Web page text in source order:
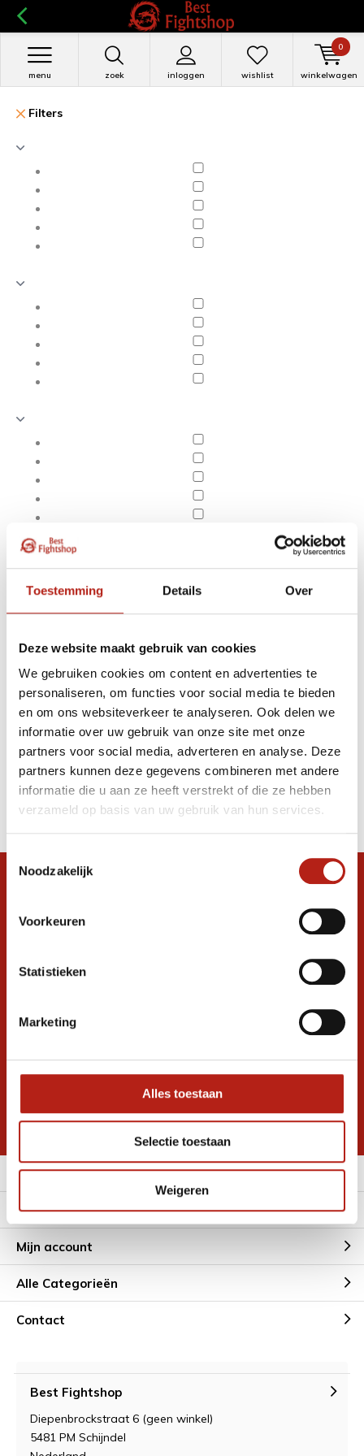
Toestemming Details Over
Deze website maakt gebruik van cookies
We gebruiken cookies om content en advertenties te
personaliseren, om functies voor social media te bieden
en om ons websiteverkeer te analyseren. Ook delen we
informatie over uw gebruik van onze site met onze
partners voor social media, adverteren en analyse. Deze
partners kunnen deze gegevens combineren met andere
informatie die u aan ze heeft verstrekt of die ze hebben
verzameld op basis van uw gebruik van hun services.
Toestemmingsselectie
Noodzakelijk
Voorkeuren
Statistieken
Marketing
Alles toestaan
Selectie toestaan
Weigeren
zoek inloggen
menu wishlist winkelwagen
0
Filters
Apply filters
Producten getagd met
Best
Scheenbeschermers mat zwart
Producten
Filter
Stel je vraag in de chat, en we helpen je
graag verder. 24/7
Volg ons
promoties
* Lees hier de wettelijke beperkingen
Meer informatie
Klantenservice
Mijn account
Alle Categorieën
Contact
Best Fightshop
Diepenbrockstraat 6 (geen winkel)
5481 PM Schijndel